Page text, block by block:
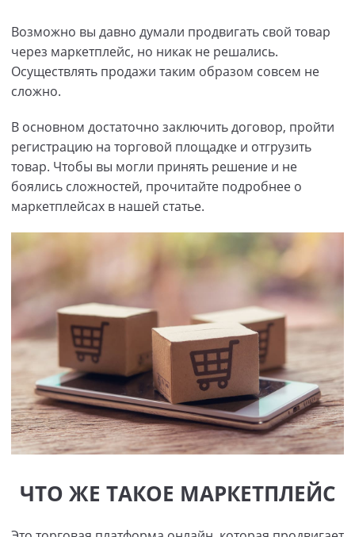
Возможно вы давно думали продвигать свой товар
через маркетплейс, но никак не решались.
Осуществлять продажи таким образом совсем не
сложно.
В основном достаточно заключить договор, пройти
регистрацию на торговой площадке и отгрузить
товар. Чтобы вы могли принять решение и не
боялись сложностей, прочитайте подробнее о
маркетплейсах в нашей статье.
ЧТО ЖЕ ТАКОЕ МАРКЕТПЛЕЙС